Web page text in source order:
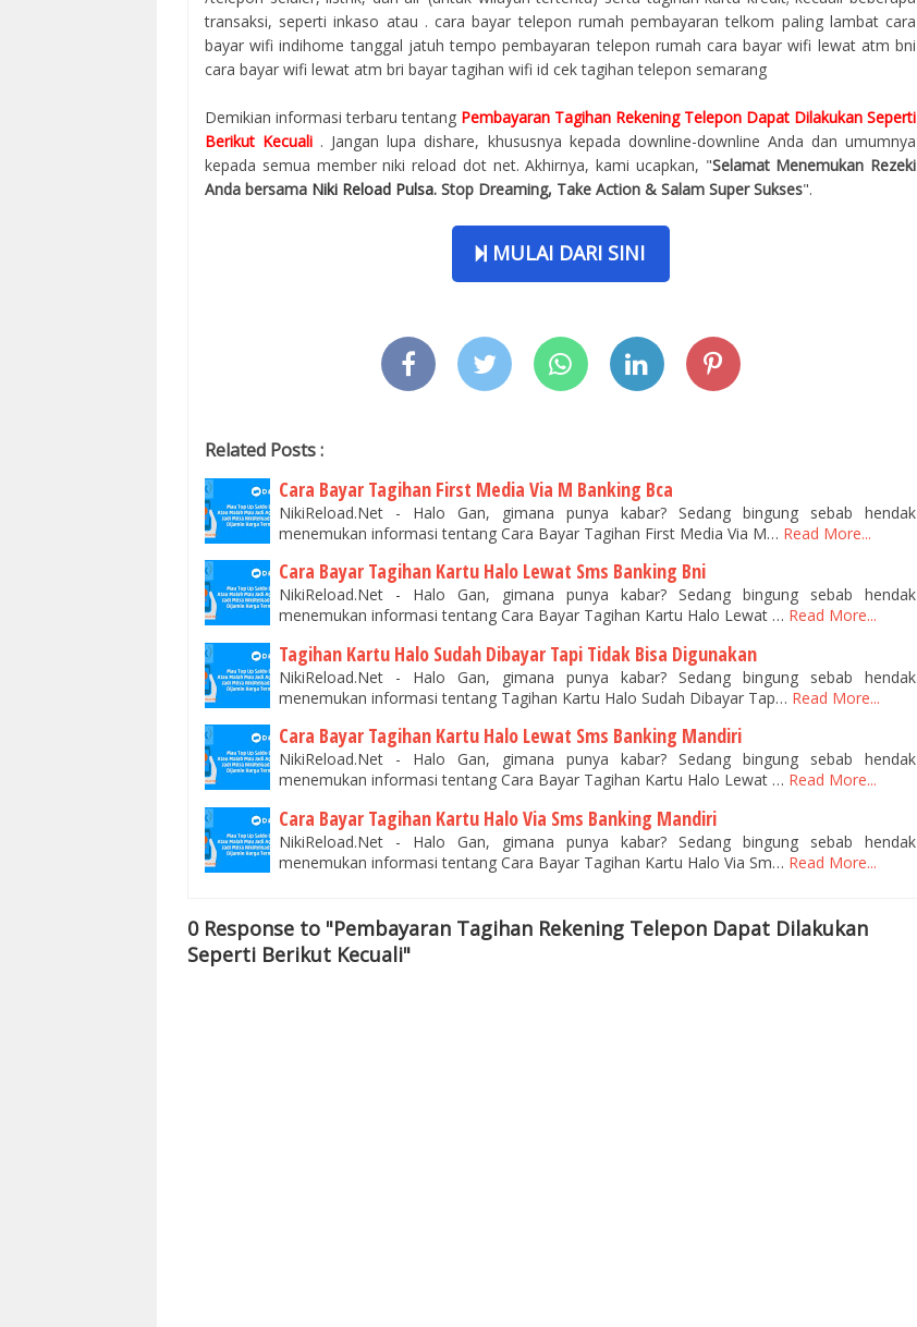
transaksi, seperti inkaso atau . cara bayar telepon rumah pembayaran telkom paling lambat cara
bayar wifi indihome tanggal jatuh tempo pembayaran telepon rumah cara bayar wifi lewat atm bni
cara bayar wifi lewat atm bri bayar tagihan wifi id cek tagihan telepon semarang
Demikian informasi terbaru tentang Pembayaran Tagihan Rekening Telepon Dapat Dilakukan Seperti
Berikut Kecuali . Jangan lupa dishare, khususnya kepada downline-downline Anda dan umumnya
kepada semua member niki reload dot net. Akhirnya, kami ucapkan, "Selamat Menemukan Rezeki
Anda bersama Niki Reload Pulsa. Stop Dreaming, Take Action & Salam Super Sukses".
MULAI DARI SINI
Related Posts :
Cara Bayar Tagihan First Media Via M Banking Bca
NikiReload.Net - Halo Gan, gimana punya kabar? Sedang bingung sebab hendak
menemukan informasi tentang Cara Bayar Tagihan First Media Via M… Read More...
Cara Bayar Tagihan Kartu Halo Lewat Sms Banking Bni
NikiReload.Net - Halo Gan, gimana punya kabar? Sedang bingung sebab hendak
menemukan informasi tentang Cara Bayar Tagihan Kartu Halo Lewat … Read More...
Tagihan Kartu Halo Sudah Dibayar Tapi Tidak Bisa Digunakan
NikiReload.Net - Halo Gan, gimana punya kabar? Sedang bingung sebab hendak
menemukan informasi tentang Tagihan Kartu Halo Sudah Dibayar Tap… Read More...
Cara Bayar Tagihan Kartu Halo Lewat Sms Banking Mandiri
NikiReload.Net - Halo Gan, gimana punya kabar? Sedang bingung sebab hendak
menemukan informasi tentang Cara Bayar Tagihan Kartu Halo Lewat … Read More...
Cara Bayar Tagihan Kartu Halo Via Sms Banking Mandiri
NikiReload.Net - Halo Gan, gimana punya kabar? Sedang bingung sebab hendak
menemukan informasi tentang Cara Bayar Tagihan Kartu Halo Via Sm… Read More...
0 Response to "Pembayaran Tagihan Rekening Telepon Dapat Dilakukan
Seperti Berikut Kecuali"